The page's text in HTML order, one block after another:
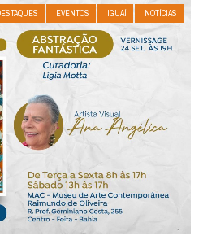
EVENTOS IGUAÍ NOTÍCIAS